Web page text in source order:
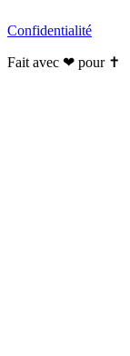
Confidentialité
Fait avec ❤ pour ✝️️